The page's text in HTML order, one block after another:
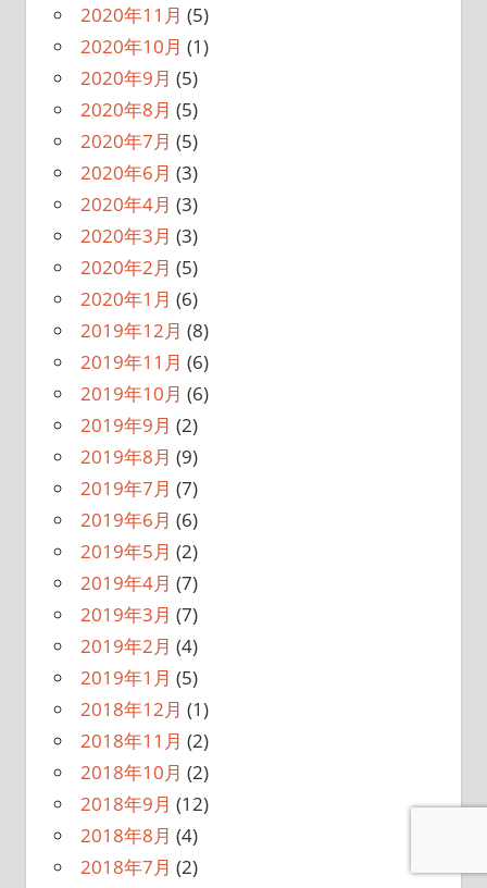
2020年11月 (5)
2020年10月 (1)
2020年9月 (5)
2020年8月 (5)
2020年7月 (5)
2020年6月 (3)
2020年4月 (3)
2020年3月 (3)
2020年2月 (5)
2020年1月 (6)
2019年12月 (8)
2019年11月 (6)
2019年10月 (6)
2019年9月 (2)
2019年8月 (9)
2019年7月 (7)
2019年6月 (6)
2019年5月 (2)
2019年4月 (7)
2019年3月 (7)
2019年2月 (4)
2019年1月 (5)
2018年12月 (1)
2018年11月 (2)
2018年10月 (2)
2018年9月 (12)
2018年8月 (4)
2018年7月 (2)